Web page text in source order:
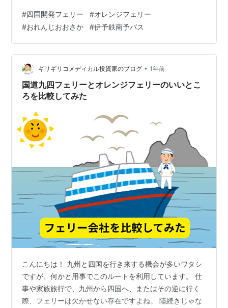
るものの、30分程度早く乗船できることに気付きまし
た。松山からのバスは安くて快適なのですが、乗船が出
港ギリギリになるんです。 オレンジフェリーでは22時の
出港時刻に対して20時からの早めの乗船時刻が設定され
ているのですが、東予から車なしで早く乗るためにはタ
クシーを…
#四国開発フェリー #オレンジフェリー
#おれんじおおさか #伊予鉄南予バス
ギリギリコメディカル投資家のブログ • 1年前
国道九四フェリーとオレンジフェリーのいいとこ
ろを比較してみた
こんにちは！ 九州と四国を行き来する機会が多いワタシ
ですが、何かと用事でこのルートを利用しています。 仕
事や家族旅行で、九州から四国へ、またはその逆に行く
際、フェリーは欠かせない存在ですよね。 陸続きじゃな